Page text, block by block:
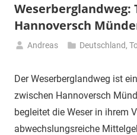
Weserberglandweg:
Hannoversch
Mai
Andreas Deutschland,
Der Weserberglandweg ist
zwischen Hannoversch
begleitet die Weser in ihrem
abwechslungsreiche